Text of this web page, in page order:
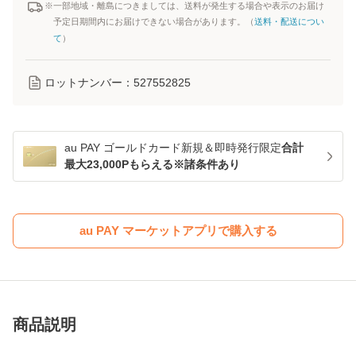
※一部地域・離島につきましては、送料が発生する場合や表示のお届け
予定日期間内にお届けできない場合があります。（送料・配送につい
て ）
ロットナンバー： 527552825
au PAY ゴールドカード新規＆即時発行限定合計
最大23,000Pもらえる※諸条件あり
au PAY マーケットアプリで購入する
商品説明